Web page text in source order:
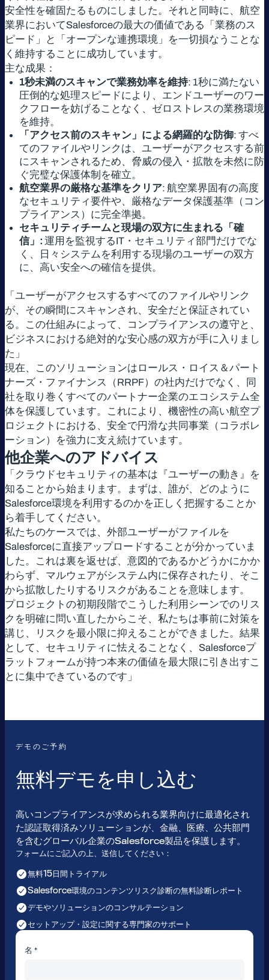
安全性を確固たるものにしました。それと同時に、航空
業界においてSalesforceの最大の価値である「業務のス
ピード」と「オープンな連携環境」を一切損なうことな
く維持することに成功しています。
主な成果：
1秒未満のスキャンで業務効率を維持: 1秒に満たない
圧倒的な処理スピードにより、エンドユーザーのワー
クフローを妨げることなく、ゼロストレスの業務環境
を維持。
「アクセス前のスキャン」による網羅的な防御: すべ
てのファイルやリンクは、ユーザーがアクセスする前
にスキャンされるため、脅威の侵入・拡散を未然に防
ぐ完璧な保護体制を確立。
航空業界の厳格な基準をクリア: 航空業界固有の高度
なセキュリティ要件や、厳格なデータ保護基準（コン
プライアンス）に完全準拠。
セキュリティチームと現場の双方に生まれる「確
信」: 運用を監視するIT・セキュリティ部門だけでな
く、日々システムを利用する現場のユーザーの双方
に、高い安全への確信を提供。
「ユーザーがアクセスするすべてのファイルやリンク
が、その瞬間にスキャンされ、安全だと保証されてい
る。この仕組みによって、コンプライアンスの遵守と、
ビジネスにおける絶対的な安心感の双方が手に入りまし
た」
現在、このソリューションはロールス・ロイス＆パート
ナーズ・ファイナンス（RRPF）の社内だけでなく、同
社を取り巻くすべてのパートナー企業のエコシステム全
体を保護しています。これにより、機密性の高い航空プ
ロジェクトにおける、安全で円滑な共同事業（コラボレ
ーション）を強力に支え続けています。
他企業へのアドバイス
「クラウドセキュリティの基本は『ユーザーの動き』を
知ることから始まります。まずは、誰が、どのように
Salesforce環境を利用するのかを正しく把握することか
ら着手してください。
私たちのケースでは、外部ユーザーがファイルを
Salesforceに直接アップロードすることが分かっていま
した。これは裏を返せば、意図的であるかどうかにかか
わらず、マルウェアがシステム内に保存されたり、そこ
から拡散したりするリスクがあることを意味します。
プロジェクトの初期段階でこうした利用シーンでのリス
クを明確に問い直したからこそ、私たちは事前に対策を
講じ、リスクを最小限に抑えることができました。結果
として、セキュリティに怯えることなく、Salesforceプ
ラットフォームが持つ本来の価値を最大限に引き出すこ
とに集中できているのです」
デモのご予約
無料デモを申し込む
高いコンプライアンスが求められる業界向けに最適化され
た認証取得済みソリューションが、金融、医療、公共部門
を含むグローバル企業のSalesforce製品を保護します。
フォームにご記入の上、送信してください：
無料15日間トライアル
Salesforce環境のコンテンツリスク診断の無料診断レポート
デモやソリューションのコンサルテーション
セットアップ・設定に関する専門家のサポート
名 *